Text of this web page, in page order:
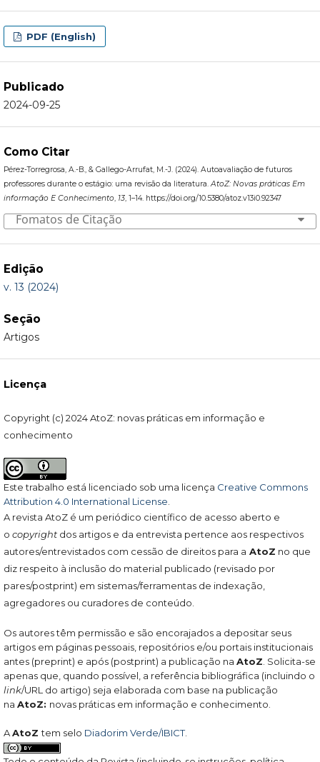
PDF (English)
Publicado
2024-09-25
Como Citar
Pérez-Torregrosa, A.-B., & Gallego-Arrufat, M.-J. (2024). Autoavaliação de futuros
professores durante o estágio: uma revisão da literatura.AtoZ: Novas práticas Em
informação E Conhecimento, 13, 1–14. https://doi.org/10.5380/atoz.v13i0.92347
Fomatos de Citação
Edição
v. 13 (2024)
Seção
Artigos
Licença
Copyright (c) 2024 AtoZ: novas práticas em informação e
conhecimento
Este trabalho está licenciado sob uma licença Creative Commons
Attribution 4.0 International License
A revista AtoZ é um periódico científico de acesso aberto e
o copyrightdos artigos e da entrevista pertence aos respectivos
autores/entrevistados com cessão de direitos para a AtoZ no que
diz respeito à inclusão do material publicado (revisado por
pares/postprint) em sistemas/ferramentas de indexação,
agregadores ou curadores de conteúdo.
Os autores têm permissão e são encorajados a depositar seus
artigos em páginas pessoais, repositórios e/ou portais institucionais
antes (preprint) e após (postprint) a publicação na AtoZ . Solicita-se
apenas que, quando possível, a referência bibliográfica (incluindo o
link/URL do artigo) seja elaborada com base na publicação
na AtoZ: novas práticas em informação e conhecimento.
AAtoZtem selo Diadorim Verde/IBICT.